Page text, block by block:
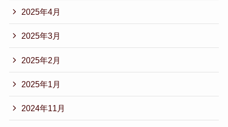
2025年4月
2025年3月
2025年2月
2025年1月
2024年11月